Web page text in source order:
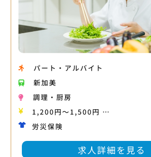
パート・アルバイト
新加美
調理・厨房
1,200円〜1,500円 …
労災保険
求人詳細を見る